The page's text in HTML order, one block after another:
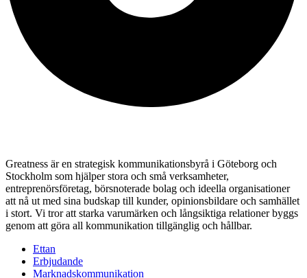
Greatness är en strategisk kommunikationsbyrå i Göteborg och
Stockholm som hjälper stora och små verksamheter,
entreprenörsföretag, börsnoterade bolag och ideella organisationer
att nå ut med sina budskap till kunder, opinionsbildare och samhället
i stort. Vi tror att starka varumärken och långsiktiga relationer byggs
genom att göra all kommunikation tillgänglig och hållbar.
Ettan
Erbjudande
Marknadskommunikation